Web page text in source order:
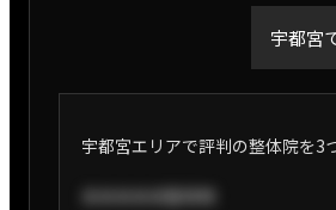
宇都宮
宇都宮エリアで評判の整体院を3
あああああ整体院